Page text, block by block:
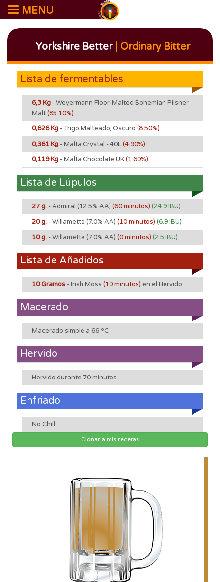
MENU
Yorkshire Better| Ordinary Bitter
Lista de fermentables
6,3 Kg - Weyermann Floor-Malted Bohemian Pilsner
Malt(85.10%)
0,626 Kg - Trigo Malteado, Oscuro (8.50%)
0,361 Kg - Malta Crystal - 40L(4.90%)
0,119 Kg - Malta Chocolate UK(1.60%)
Lista de Lúpulos
27 g. - Admiral (12.5% AA) (60 minutos) (24.9 IBU)
20 g. - Willamette (7.0% AA) (10 minutos) (6.9 IBU)
10 g. - Willamette (7.0% AA) (0 minutos) (2.5 IBU)
Lista de Añadidos
10 Gramos - Irish Moss (10 minutos) en el Hervido
Macerado
Macerado simple a 66 ºC
Hervido
Hervido durante 70 minutos
Enfriado
No Chill
Clonar a mis recetas